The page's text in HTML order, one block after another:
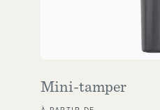
Mini-tamper